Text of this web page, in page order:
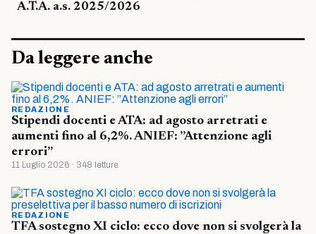
A.T.A. a.s. 2025/2026
Da leggere anche
REDAZIONE
Stipendi docenti e ATA: ad agosto arretrati e
aumenti fino al 6,2%. ANIEF: ”Attenzione agli
errori”
11 Luglio 2026 · 348 letture
REDAZIONE
TFA sostegno XI ciclo: ecco dove non si svolgerà la